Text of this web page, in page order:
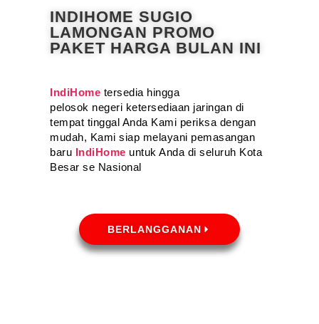
INDIHOME SUGIO
LAMONGAN PROMO
PAKET HARGA BULAN INI
IndiHome tersedia hingga
pelosok negeri ketersediaan jaringan di
tempat tinggal Anda Kami periksa dengan
mudah, Kami siap melayani pemasangan
baru IndiHome untuk Anda di seluruh Kota
Besar se Nasional
BERLANGGANAN